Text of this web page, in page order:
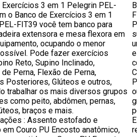
Exercícios 3 em 1 Pelegrin PEL-
o Banco de Exercícios 3 em 1
FIT39 você tem banco para
extensora e mesa flexora em
ocupando o menor
Pode fazer exercícios
Reto, Supino Inclinado,
Perna, Flexão de Perna,
Posteriores, Glúteos e outros,
trabalhar os mais diversos grupos
como peito, abdômen, pernas,
braços e mais.
: Assento estofado e
Couro PU Encosto anatômico,